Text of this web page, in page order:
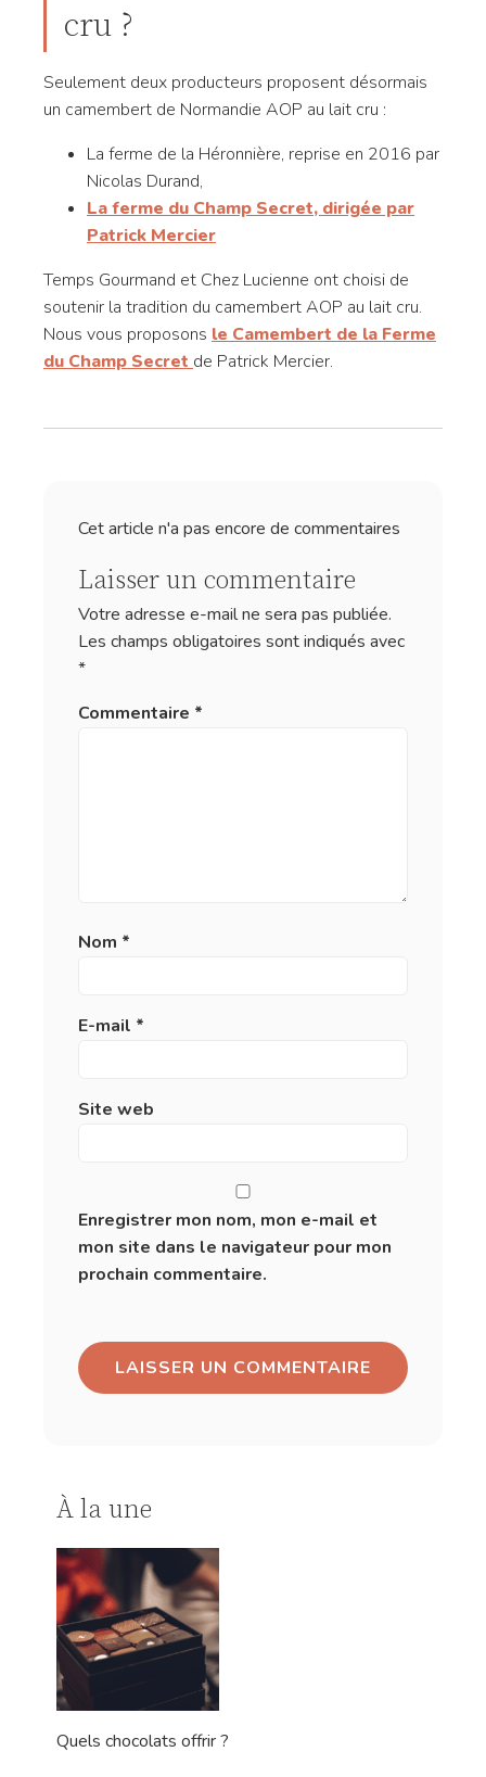
cru ?
Seulement deux producteurs proposent désormais
un camembert de Normandie AOP au lait cru :
La ferme de la Héronnière, reprise en 2016 par
Nicolas Durand,
La ferme du Champ Secret, dirigée par
Patrick Mercier
Temps Gourmand et Chez Lucienne ont choisi de
soutenir la tradition du camembert AOP au lait cru.
Nous vous proposons le Camembert de la Ferme
du Champ Secret de Patrick Mercier.
Cet article n'a pas encore de commentaires
Laisser un commentaire
Votre adresse e-mail ne sera pas publiée.
Les champs obligatoires sont indiqués avec
*
Commentaire *
Nom *
E-mail *
Site web
Enregistrer mon nom, mon e-mail et
mon site dans le navigateur pour mon
prochain commentaire.
À la une
Quels chocolats offrir ?